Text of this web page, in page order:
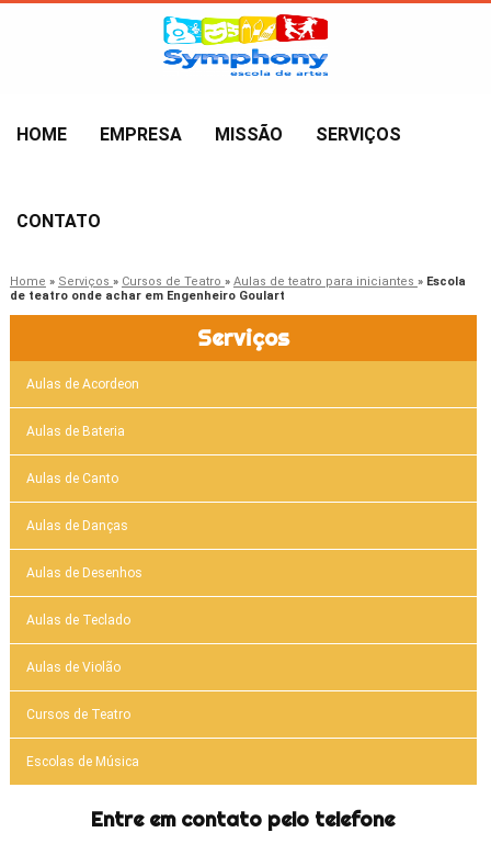
HOME EMPRESA MISSÃO SERVIÇOS
CONTATO
Home » Serviços » Cursos de Teatro » Aulas de teatro para iniciantes » Escola
de teatro onde achar em Engenheiro Goulart
Serviços
Aulas de Acordeon
Aulas de Bateria
Aulas de Canto
Aulas de Danças
Aulas de Desenhos
Aulas de Teclado
Aulas de Violão
Cursos de Teatro
Escolas de Música
Entre em contato pelo telefone